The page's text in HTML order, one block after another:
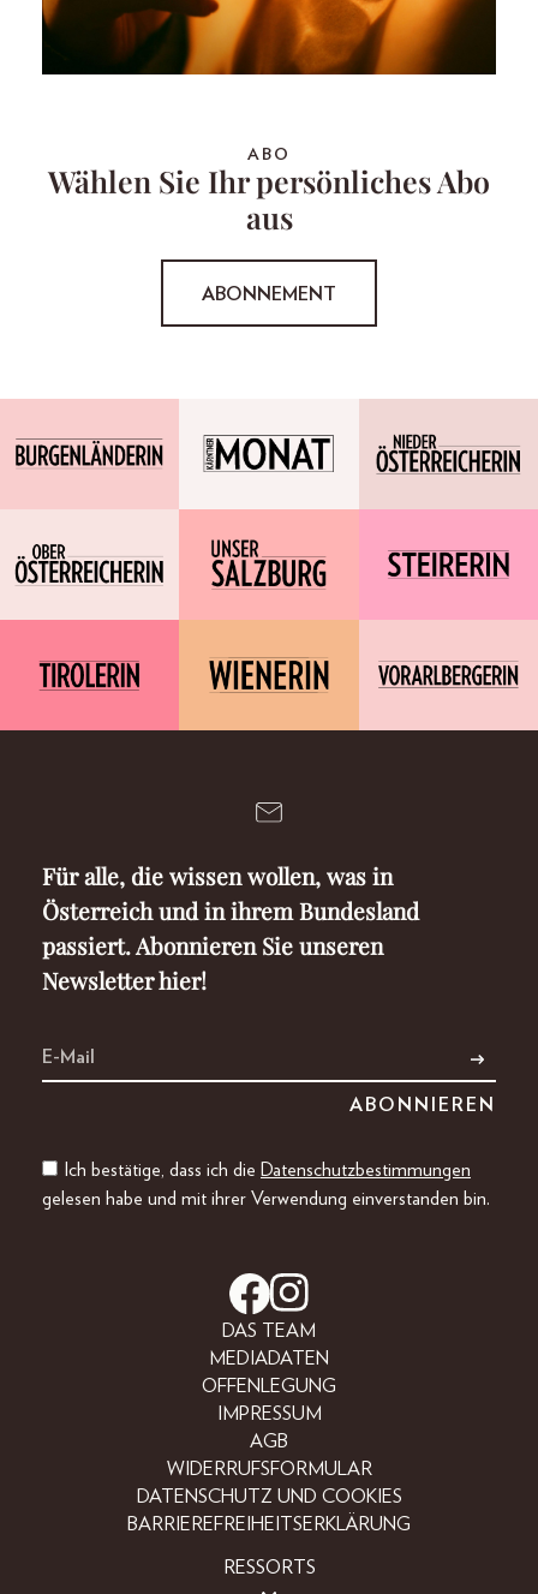
ABO
Wählen Sie Ihr persönliches Abo
aus
ABONNEMENT
Für alle, die wissen wollen, was in
Österreich und in ihrem Bundesland
passiert. Abonnieren Sie unseren
Newsletter hier!
Ich bestätige, dass ich die Datenschutzbestimmungen
gelesen habe und mit ihrer Verwendung einverstanden bin.
DAS TEAM
MEDIADATEN
OFFENLEGUNG
IMPRESSUM
AGB
WIDERRUFSFORMULAR
DATENSCHUTZ UND COOKIES
BARRIEREFREIHEITSERKLÄRUNG
RESSORTS